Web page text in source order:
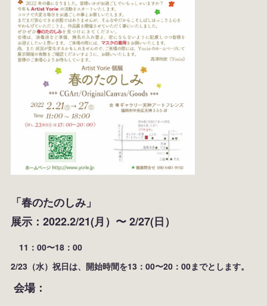
「春のたのしみ」
展示：2022.2/21(月）〜 2/27(日）
11：00〜18：00
2/23（水）祝日は、開始時間を13：00〜20：00までとします。
会場：